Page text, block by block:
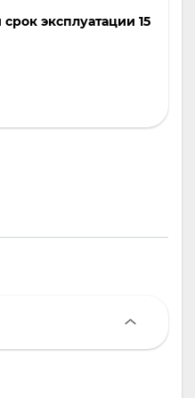
эксплуатации 15